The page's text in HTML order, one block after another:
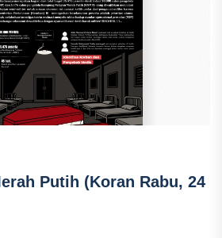
Putih (Koran Rabu, 24